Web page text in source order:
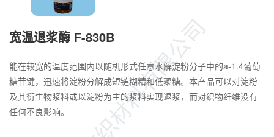
宽温退浆酶 F-830B
能在较宽的温度范围内以随机形式任意水解淀粉分子中的a-1.4葡萄
糖苷键，迅速将淀粉分解成短链糊精和低聚糖。本产品可以对淀粉
及其衍生物浆料或以淀粉为主的浆料实现退浆，而对织物纤维没有
任何不良影响。